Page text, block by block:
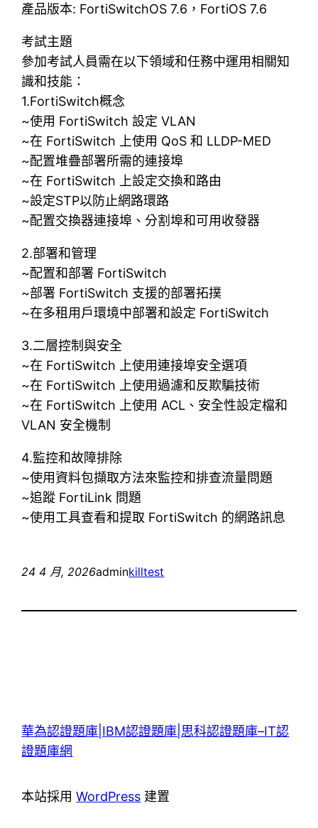
產品版本: FortiSwitchOS 7.6，FortiOS 7.6
考試主題
參加考試人員需在以下領域和任務中運用相關知
識和技能：
1.FortiSwitch概念
~使用 FortiSwitch 設定 VLAN
~在 FortiSwitch 上使用 QoS 和 LLDP-MED
~配置堆疊部署所需的連接埠
~在 FortiSwitch 上設定交換和路由
~設定STP以防止網路環路
~配置交換器連接埠、分割埠和可用收發器
2.部署和管理
~配置和部署 FortiSwitch
~部署 FortiSwitch 支援的部署拓撲
~在多租用戶環境中部署和設定 FortiSwitch
3.二層控制與安全
~在 FortiSwitch 上使用連接埠安全選項
~在 FortiSwitch 上使用過濾和反欺騙技術
~在 FortiSwitch 上使用 ACL、安全性設定檔和
VLAN 安全機制
4.監控和故障排除
~使用資料包擷取方法來監控和排查流量問題
~追蹤 FortiLink 問題
~使用工具查看和提取 FortiSwitch 的網路訊息
24 4 月, 2026adminkilltest
華為認證題庫|IBM認證題庫|思科認證題庫–IT認
證題庫網
本站採用WordPress 建置